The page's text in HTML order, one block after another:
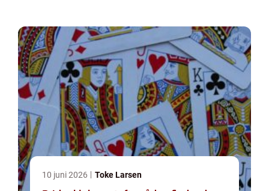
slett...
10 juni 2026 Toke Larsen